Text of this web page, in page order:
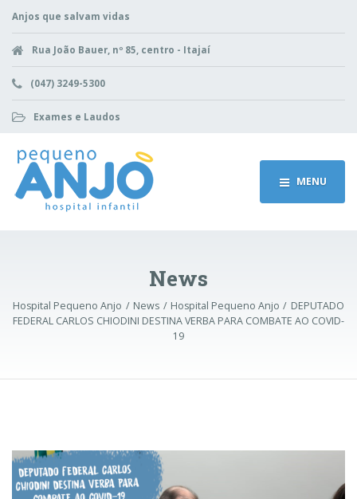
Anjos que salvam vidas
Rua João Bauer, nº 85, centro - Itajaí
(047) 3249-5300
Exames e Laudos
MENU
News
Hospital Pequeno Anjo News Hospital Pequeno Anjo
DEPUTADO
FEDERAL CARLOS CHIODINI DESTINA VERBA PARA COMBATE AO COVID-
19